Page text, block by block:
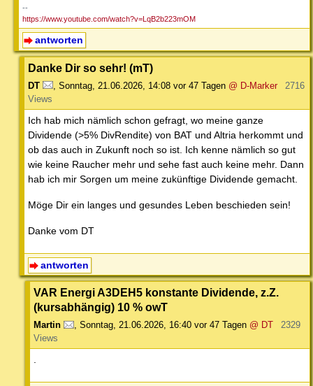
--
https://www.youtube.com/watch?v=LqB2b223mOM
antworten
Danke Dir so sehr! (mT)
DT Sonntag, 21.06.2026, 14:08 vor 47 Tagen @ D-Marker
2716
Views
Ich hab mich nämlich schon gefragt, wo meine ganze
Dividende (>5% DivRendite) von BAT und Altria herkommt und
ob das auch in Zukunft noch so ist. Ich kenne nämlich so gut
wie keine Raucher mehr und sehe fast auch keine mehr. Dann
hab ich mir Sorgen um meine zukünftige Dividende gemacht.
Möge Dir ein langes und gesundes Leben beschieden sein!
Danke vom DT
antworten
VAR Energi A3DEH5 konstante Dividende, z.Z.
(kursabhängig) 10 % owT
Martin , Sonntag, 21.06.2026, 16:40 vor 47 Tagen @ DT
2329
Views
.